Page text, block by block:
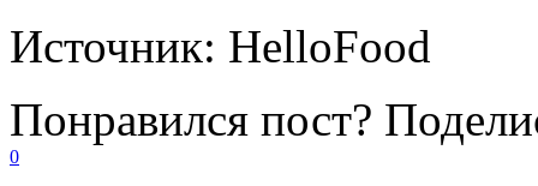
Источник: HelloFood
Понравился пост?
0